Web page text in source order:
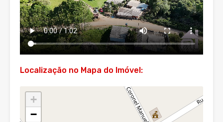
Localização no Mapa do Imóvel:
+
−